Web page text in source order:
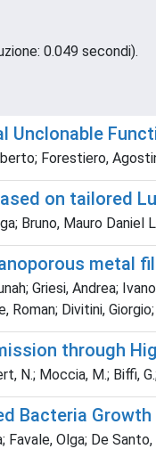
0.049 secondi).
Unclonable
Forestiero,
on tailored
Bruno, Mauro Daniel
metal
Griesi, Andrea;
Divitini,
through
N.; Moccia, M.; Biffi,
Bacteria
Olga; De